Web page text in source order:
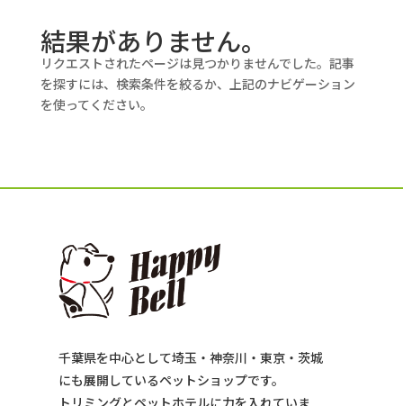
結果がありません。
リクエストされたページは見つかりませんでした。記事
を探すには、検索条件を絞るか、上記のナビゲーション
を使ってください。
千葉県を中心として埼玉・神奈川・東京・茨城
にも展開しているペットショップです。